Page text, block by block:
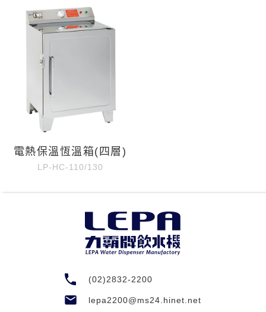
電熱保溫恆溫箱(四層)
LP-HC-110/130
(02)2832-2200
lepa2200@ms24.hinet.net